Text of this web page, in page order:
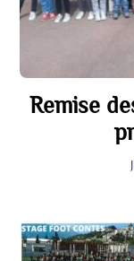
Remise